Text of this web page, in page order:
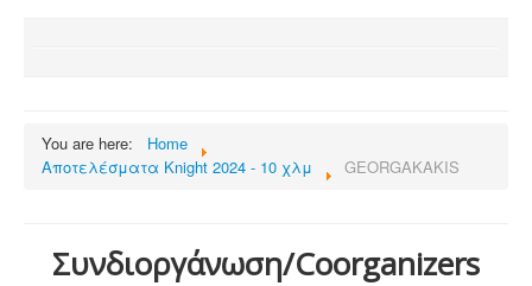
You are here:
Home
Αποτελέσματα Knight 2024 - 10 χλμ
GEORGAKAKIS
Συνδιοργάνωση/Coorganizers